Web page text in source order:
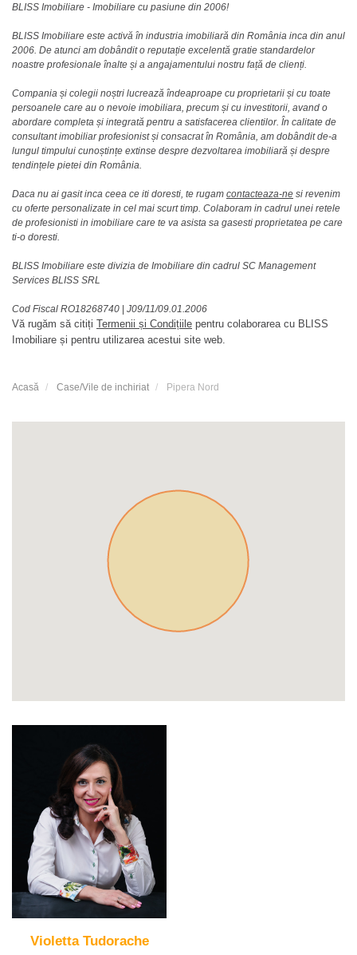
BLISS Imobiliare - Imobiliare cu pasiune din 2006!
BLISS Imobiliare este activă în industria imobiliară din România inca din anul
2006. De atunci am dobândit o reputație excelentă gratie standardelor
noastre profesionale înalte și a angajamentului nostru față de clienți.
Compania și colegii noștri lucrează îndeaproape cu proprietarii și cu toate
persoanele care au o nevoie imobiliara, precum și cu investitorii, avand o
abordare completa și integrată pentru a satisfacerea clientilor. În calitate de
consultant imobiliar profesionist și consacrat în România, am dobândit de-a
lungul timpului cunoștințe extinse despre dezvoltarea imobiliară și despre
tendințele pietei din România.
Daca nu ai gasit inca ceea ce iti doresti, te rugam contacteaza-ne si revenim
cu oferte personalizate in cel mai scurt timp. Colaboram in cadrul unei retele
de profesionisti in imobiliare care te va asista sa gasesti proprietatea pe care
ti-o doresti.
BLISS Imobiliare este divizia de Imobiliare din cadrul SC Management
Services BLISS SRL
Cod Fiscal RO18268740 | J09/11/09.01.2006
Vă rugăm să citiți Termenii și Condițiile pentru colaborarea cu BLISS
Imobiliare și pentru utilizarea acestui site web.
Acasă Case/Vile de inchiriat Pipera Nord
Violetta Tudorache